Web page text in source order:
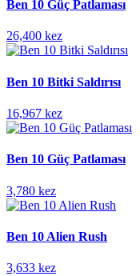
Ben 10 Güç Patlaması
26,400 kez
Ben 10 Bitki Saldırısı
16,967 kez
Ben 10 Güç Patlaması
3,780 kez
Ben 10 Alien Rush
3,633 kez